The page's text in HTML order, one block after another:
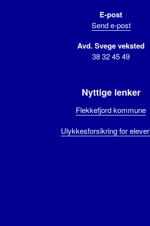
E-post
Send e-post
Avd. Svege veksted
38 32 45 49
Nyttige lenker
Flekkefjord kommune
Ulykkesforsikring for elever